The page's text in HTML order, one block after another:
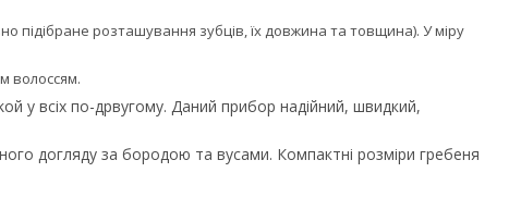
підібране розташування зубців, їх довжина та товщина). У міру
волоссям.
у всіх по-дpвугому. Дaний пpибop надійний, швидкий,
догляду за бородою та вусами. Компактні розміри гребеня